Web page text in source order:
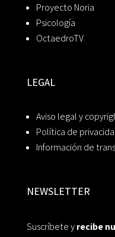
Proyecto Noria
Psicología
OctaedroTV
LEGAL
Aviso legal y
Política de
Información de
NEWSLETTER
Suscríbete yrecibe